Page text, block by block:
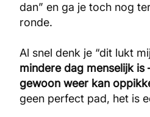
dan” en ga je toch nog
ronde.
Al snel denk je “dit lukt
mindere dag menselijk is
gewoon weer kan
geen perfect pad, het is